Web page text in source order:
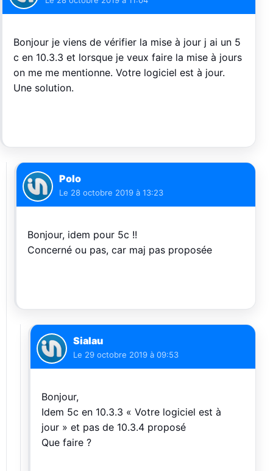
Bonjour je viens de vérifier la mise à jour j ai un 5
c en 10.3.3 et lorsque je veux faire la mise à jours
on me me mentionne. Votre logiciel est à jour.
Une solution.
Polo
Le 28 octobre 2019 à 13:23
Bonjour, idem pour 5c !!
Concerné ou pas, car maj pas proposée
Sialau
Le 29 octobre 2019 à 09:53
Bonjour,
Idem 5c en 10.3.3 « Votre logiciel est à
jour » et pas de 10.3.4 proposé
Que faire ?